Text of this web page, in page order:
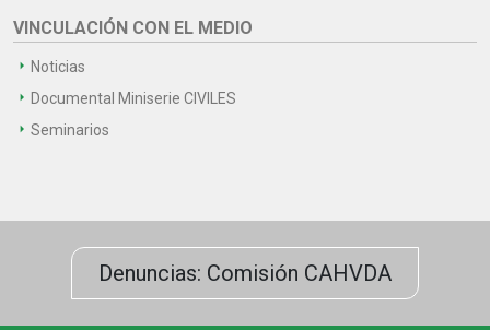
VINCULACIÓN CON EL MEDIO
Noticias
Documental Miniserie CIVILES
Seminarios
Denuncias: Comisión CAHVDA